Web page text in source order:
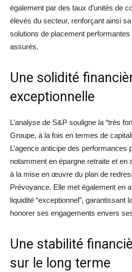
également par des taux d’unités de
élevés du secteur, renforçant ainsi
solutions de placement
assurés.
Une solidité
exceptionnelle
L’analyse de S&P souligne la “très
Groupe, à la fois en termes de
L’agence anticipe des performances
notamment en épargne retraite et en
à la mise en œuvre du plan de
Prévoyance. Elle met également en
liquidité “exceptionnel”, garantissant
honorer ses engagements envers
Une stabilité
sur le long terme